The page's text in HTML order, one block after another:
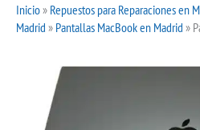
Inicio»Repuestos para Reparaciones en
Madrid»Pantallas MacBook en Madrid»